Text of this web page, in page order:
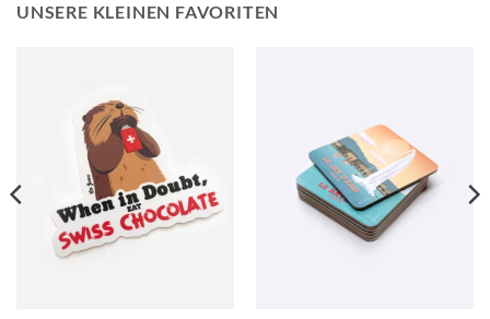
UNSERE KLEINEN FAVORITEN